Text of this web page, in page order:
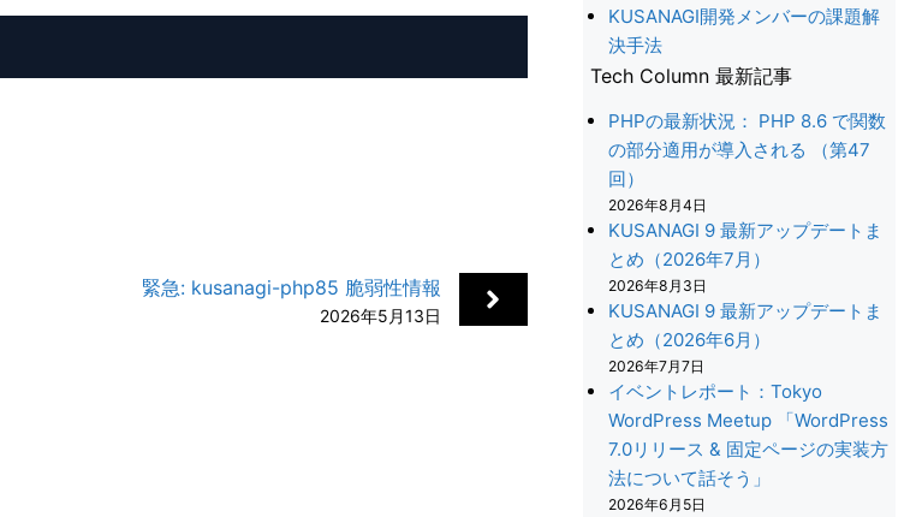
緊急: kusanagi-php85 脆弱性情報
2026年5月13日
KUSANAGI開発メンバーの課題解
決手法
Tech Column 最新記事
PHPの最新状況： PHP 8.6 で関数
の部分適用が導入される （第47
回）
2026年8月4日
KUSANAGI 9 最新アップデートま
とめ（2026年7月）
2026年8月3日
KUSANAGI 9 最新アップデートま
とめ（2026年6月）
2026年7月7日
イベントレポート：Tokyo
WordPress Meetup 「WordPress
7.0リリース & 固定ページの実装方
法について話そう」
2026年6月5日